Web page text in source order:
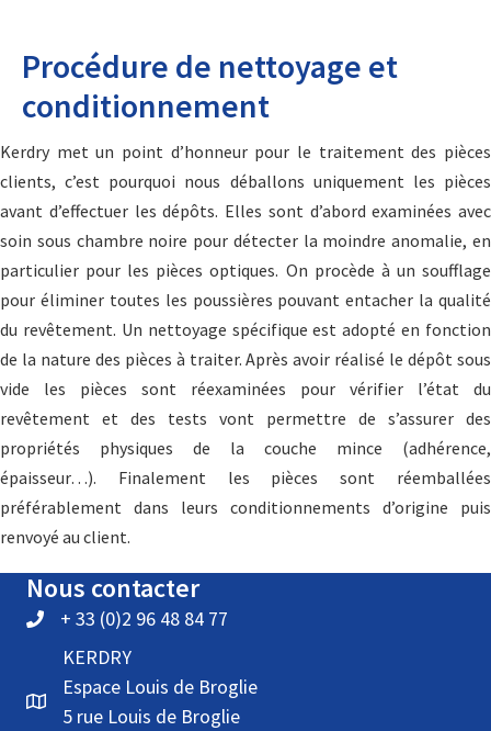
Procédure de nettoyage et
conditionnement
Kerdry met un point d’honneur pour le traitement des pièces
clients, c’est pourquoi nous déballons uniquement les pièces
avant d’effectuer les dépôts. Elles sont d’abord examinées avec
soin sous chambre noire pour détecter la moindre anomalie, en
particulier pour les pièces optiques. On procède à un soufflage
pour éliminer toutes les poussières pouvant entacher la qualité
du revêtement. Un nettoyage spécifique est adopté en fonction
de la nature des pièces à traiter. Après avoir réalisé le dépôt sous
vide les pièces sont réexaminées pour vérifier l’état du
revêtement et des tests vont permettre de s’assurer des
propriétés physiques de la couche mince (adhérence,
épaisseur…). Finalement les pièces sont réemballées
préférablement dans leurs conditionnements d’origine puis
renvoyé au client.
Nous contacter
+ 33 (0)2 96 48 84 77
KERDRY
Espace Louis de Broglie
5 rue Louis de Broglie